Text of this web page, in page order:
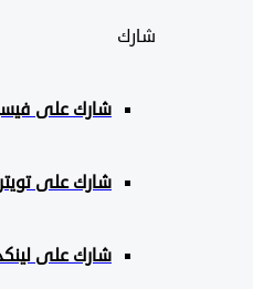
شارك علىفيسبوك
شارك على تويتر
شارك على لينكد إن